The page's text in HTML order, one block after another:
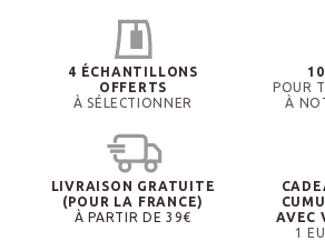
4 ÉCHANTILLONS
OFFERTS
À SÉLECTIONNER
POUR
À
LIVRAISON GRATUITE
(POUR LA FRANCE)
À PARTIR DE 39€
AVEC
1